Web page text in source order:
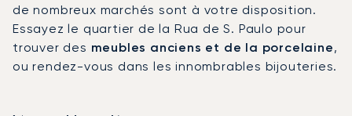
de nombreux marchés sont à votre disposition.
Essayez le quartier de la Rua de S. Paulo pour
trouver des meubles anciens et de la porcelaine,
ou rendez-vous dans les innombrables bijouteries.